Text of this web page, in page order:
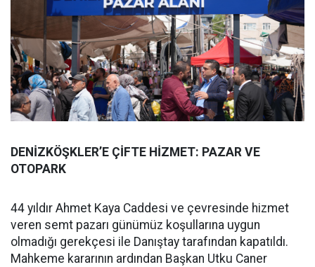
DENİZKÖŞKLER’E ÇİFTE HİZMET: PAZAR VE
OTOPARK
44 yıldır Ahmet Kaya Caddesi ve çevresinde hizmet
veren semt pazarı günümüz koşullarına uygun
olmadığı gerekçesi ile Danıştay tarafından kapatıldı.
Mahkeme kararının ardından Başkan Utku Caner